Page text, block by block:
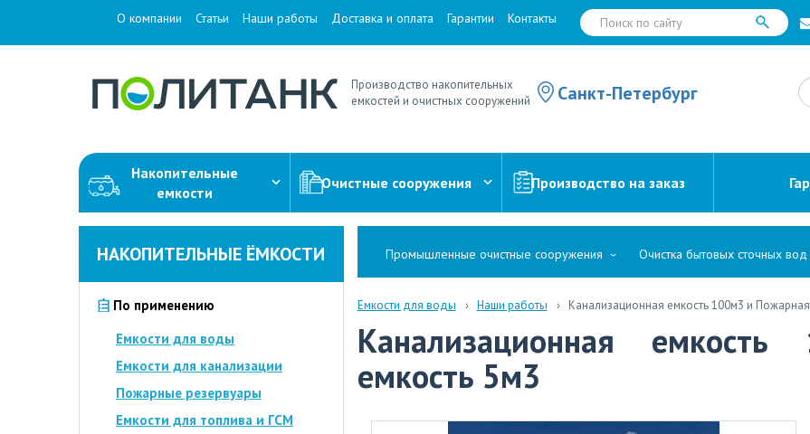
О компании Статьи Наши работы Доставка и оплата Гарантии Контакты
Санкт-Петербург
Производство накопительных
емкостей и очистных сооружений
Накопительные
емкости
Очистные сооружения Производство на заказ
НАКОПИТЕЛЬНЫЕ ЁМКОСТИ
По применению
Емкости для воды
Емкости для канализации
Пожарные резервуары
Емкости для топлива и ГСМ
Промышленные очистные сооружения Очистка бытовых сточных вод
Емкости для воды Наши работы Канализационная емкость 100м3 и
Канализационная
емкость 5м3